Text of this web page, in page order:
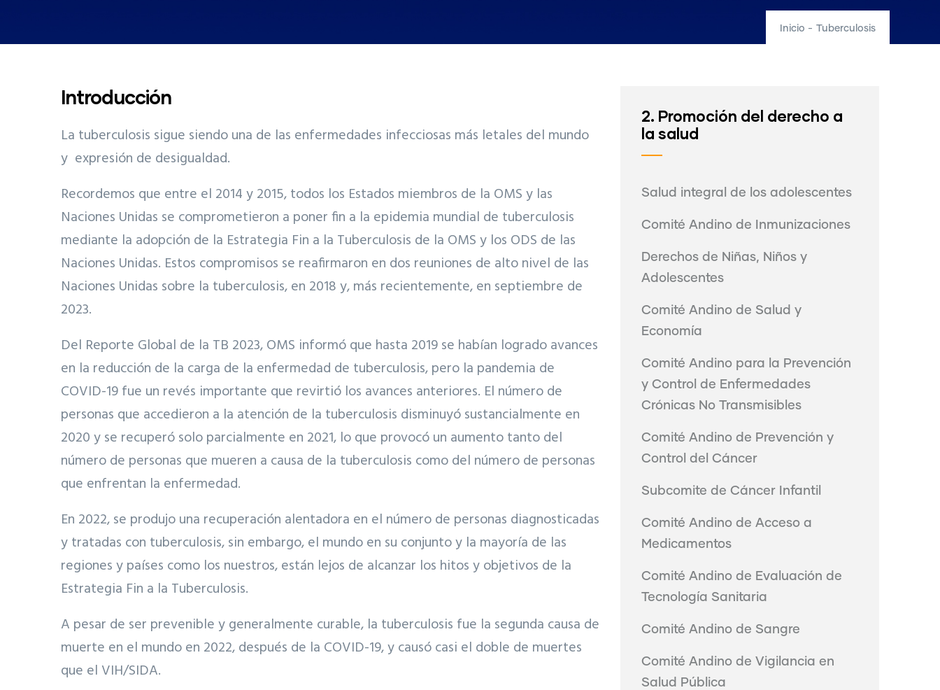
Inicio - Tuberculosis
Introducción
La tuberculosis sigue siendo una de las enfermedades infecciosas más letales del mundo
y expresión de desigualdad.
Recordemos que entre el 2014 y 2015, todos los Estados miembros de la OMS y las
Naciones Unidas se comprometieron a poner fin a la epidemia mundial de tuberculosis
mediante la adopción de la Estrategia Fin a la Tuberculosis de la OMS y los ODS de las
Naciones Unidas. Estos compromisos se reafirmaron en dos reuniones de alto nivel de las
Naciones Unidas sobre la tuberculosis, en 2018 y, más recientemente, en septiembre de
2023.
Del Reporte Global de la TB 2023, OMS informó que hasta 2019 se habían logrado avances
en la reducción de la carga de la enfermedad de tuberculosis, pero la pandemia de
COVID-19 fue un revés importante que revirtió los avances anteriores. El número de
personas que accedieron a la atención de la tuberculosis disminuyó sustancialmente en
2020 y se recuperó solo parcialmente en 2021, lo que provocó un aumento tanto del
número de personas que mueren a causa de la tuberculosis como del número de personas
que enfrentan la enfermedad.
En 2022, se produjo una recuperación alentadora en el número de personas diagnosticadas
y tratadas con tuberculosis, sin embargo, el mundo en su conjunto y la mayoría de las
regiones y países como los nuestros, están lejos de alcanzar los hitos y objetivos de la
Estrategia Fin a la Tuberculosis.
A pesar de ser prevenible y generalmente curable, la tuberculosis fue la segunda causa de
muerte en el mundo en 2022, después de la COVID-19, y causó casi el doble de muertes
que el VIH/SIDA.
2. Promoción del derecho a
la salud
Salud integral de los adolescentes
Comité Andino de Inmunizaciones
Derechos de Niñas, Niños y
Adolescentes
Comité Andino de Salud y
Economía
Comité Andino para la Prevención
y Control de Enfermedades
Crónicas No Transmisibles
Comité Andino de Prevención y
Control del Cáncer
Subcomite de Cáncer Infantil
Comité Andino de Acceso a
Medicamentos
Comité Andino de Evaluación de
Tecnología Sanitaria
Comité Andino de Sangre
Comité Andino de Vigilancia en
Salud Pública